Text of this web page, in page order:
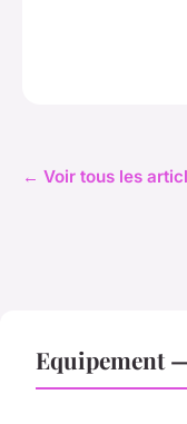
← Voir tous les
Equipement